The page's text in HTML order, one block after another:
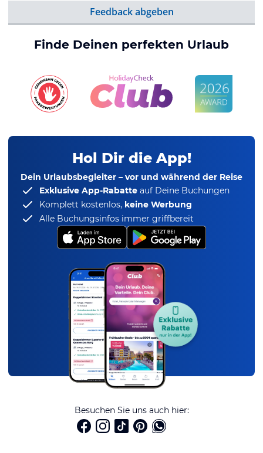
Feedback abgeben
Finde Deinen perfekten Urlaub
Hol Dir die App!
Dein Urlaubsbegleiter – vor und während der Reise
Exklusive App-Rabatte auf Deine Buchungen
Komplett kostenlos, keine Werbung
Alle Buchungsinfos immer griffbereit
Besuchen Sie uns auch hier: